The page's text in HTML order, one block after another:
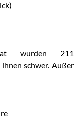
)
wurden 211
schwer. Außer